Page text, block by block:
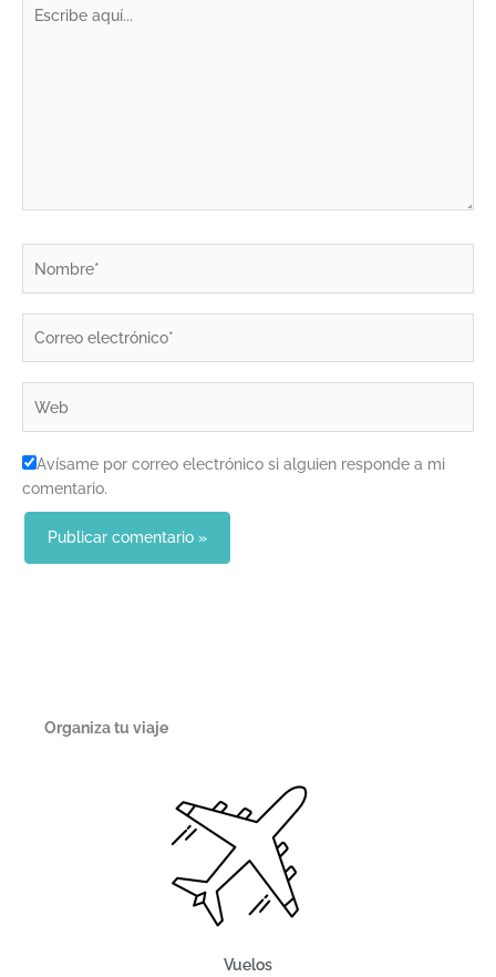
aquí...
electrónico*
Avísame por correo electrónico si alguien responde a mi
comentario.
Organiza tu viaje
Vuelos